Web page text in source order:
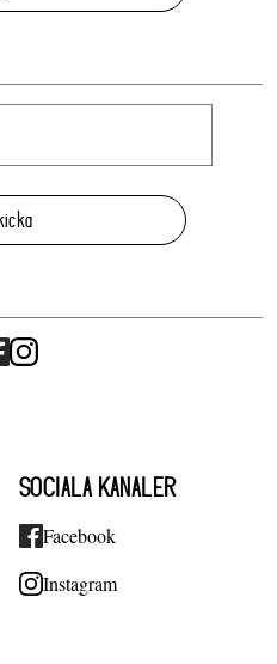
SOCIALA KANALER
Facebook
Instagram